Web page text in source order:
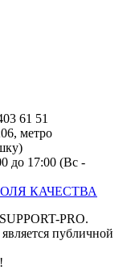
61 51
метро
до 17:00 (Вс -
КАЧЕСТВА
PRO.
публичной